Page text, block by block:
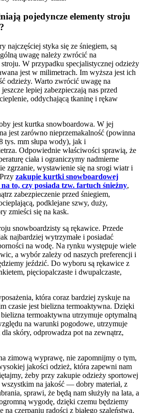
pojedyncze elementy stroju
najczęściej styka się ze śniegiem, są
uwagę należy zwrócić na
W przypadku specjalistycznej odzieży
jest w milimetrach. Im wyższa jest ich
odzieży. Warto zwrócić uwagę na
lepiej zabezpieczają nas przed
oddychającą tkaninę i rękaw
jest kurtka snowboardowa. W jej
jest zarówno nieprzemakalność (powinna
tys. mm słupa wody), jak i
Odpowiednie właściwości sprawią, że
ciała i ograniczymy nadmierne
zgrzanie, wystawienie się na srogi wiatr i
zakupie kurtki snowboardowej
to, czy posiada tzw. fartuch śnieżny,
zabezpieczenie przed śniegiem,
podklejane szwy, duży,
zmieści się na kask.
snowboardzisty są rękawice. Przede
najbardziej wytrzymałe i posiadać
na wodę. Na rynku występuje wiele
a wybór zależy od naszych preferencji i
jeździć. Do wyboru są rękawice z
pięciopalczaste i dwupalczaste,
która coraz bardziej zyskuje na
czasie jest bielizna termoaktywna. Dzięki
termoaktywna utrzymuje optymalną
na warunki pogodowe, utrzymuje
skóry, odprowadza pot na zewnątrz,
zimową wyprawę, nie zapomnijmy o tym,
jakości odzież, która zapewni nam
żeby przy zakupie odzieży sportowej
na jakość — dobry materiał, z
sprawi, że będą nam służyły na lata, a
wygodę, dzięki czemu będziemy
czerpaniu radości z białego szaleństwa.